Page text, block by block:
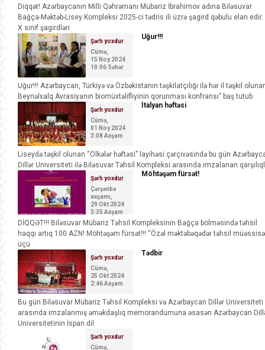
Diqqət! Azərbaycanın Milli Qəhrəmanı Mübariz İbrahimov adına Biləsuvar
Bağça-Məktəb-Lisey Kompleksi 2025-ci tədris ili üzrə şagird qəbulu elan edir.
X sinif şagirdləri
Şərh yoxdur
Cümə,
15 Noy 2024
10:06 Səhər
Uğur!!!
Uğur!!! Azərbaycan, Türkiyə və Özbəkistanın təşkilatçılığı ilə hər il təşkil
Beynəlxalq Avrasiyanın biomüxtəlifliyinin qorunması konfransı” baş tutub
Şərh yoxdur
Cümə,
01 Noy 2024
3:08 Axşam
İtalyan həftəsi
Liseydə təşkil olunan “Ölkələr həftəsi” layihəsi çərçivəsində bu gün
Dillər Universiteti ilə Biləsuvar Təhsil Kompleksi arasında imzalanan
Şərh yoxdur
Çərşənbə
axşamı,
29 Okt 2024
3:35 Axşam
Möhtəşəm fürsət!
DİQQƏT!!! Biləsuvar Mübariz Təhsil Kompleksinin Bağça bölməsində təhsil
haqqı artıq 100 AZN! Möhtəşəm fürsət!!! “Özəl məktəbəqədər təhsil
üçü
Şərh yoxdur
Cümə,
25 Okt 2024
2:46 Axşam
Tədbir
Bu gün Biləsuvar Mübariz Təhsil Kompleksi və Azərbaycan Dillər Universiteti
arasında imzalanmış əməkdaşlıq memorandumuna əsasən Azərbaycan
Universitetinin İspan dil
Şərh yoxdur
Cümə,